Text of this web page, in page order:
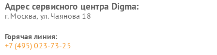
Адрес сервисного центра Digma:
г. Москва, ул. Чаянова 18
Горячая линия:
+7 (495) 023-73-25